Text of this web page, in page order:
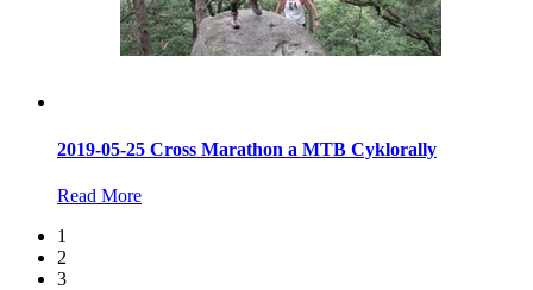
2019-05-25 Cross Marathon a MTB Cyklorally
Read More
1
2
3